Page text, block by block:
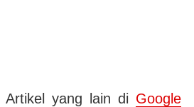
Artikel yang lain di Google